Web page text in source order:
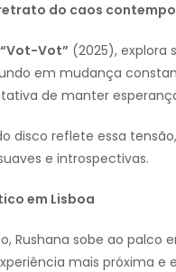
do caos
“Vot-Vot” (2025), explora
em mudança
de manter
disco reflete essa
e introspectivas.
em Lisboa
Rushana sobe ao
mais próxima e